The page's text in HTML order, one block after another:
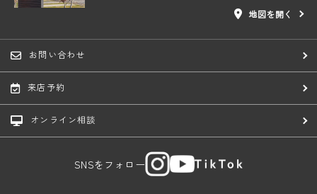
地図を開く
お問い合わせ
来店予約
オンライン相談
SNSをフォロー